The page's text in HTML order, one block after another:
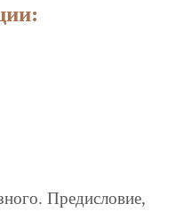
Предисловие,